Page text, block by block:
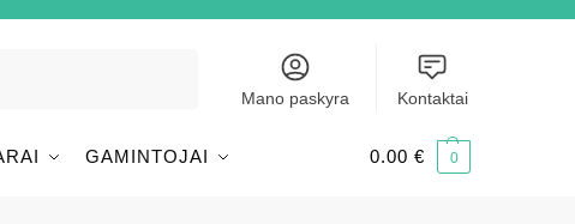
Mano paskyra Kontaktai
GAMINTOJAI 0.00 € 0